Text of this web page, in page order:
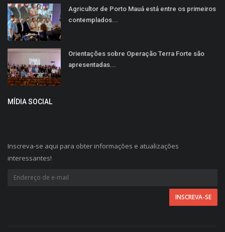
Agricultor de Porto Mauá está entre os primeiros
contemplados...
Orientações sobre Operação Terra Forte são
apresentadas...
MÍDIA SOCIAL
Inscreva-se aqui para obter informações e atualizações
interessantes!